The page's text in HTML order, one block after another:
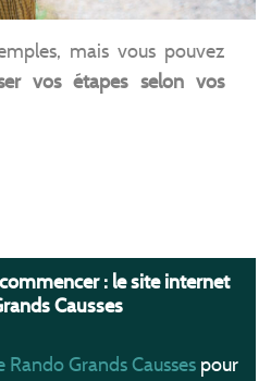
mais vous pouvez
vos étapes selon vos
: le site internet
Causses
Rando Grands Caussespour